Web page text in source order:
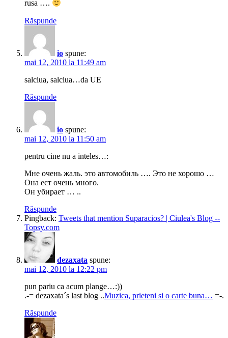
rusa ….
Răspunde
io spune:
mai 12, 2010 la 11:49 am
salciua, salciua…da UE
Răspunde
io spune:
mai 12, 2010 la 11:50 am
pentru cine nu a inteles…:
Мне очень жаль. это автомобиль …. Это не хорошо …
Она ест очень много.
Он убирает … ..
Răspunde
Pingback: Tweets that mention Suparacios? | Ciulea's Blog --
Topsy.com
dezaxata spune:
mai 12, 2010 la 12:22 pm
pun pariu ca acum plange…:))
.-= dezaxata´s last blog ..Muzica, prieteni si o carte buna… =-.
Răspunde